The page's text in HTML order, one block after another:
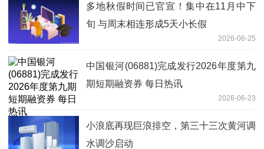
多地秋假时间已官宣！集中在11月中下
旬 与周末相连形成5天小长假
2026-06-25
中国银河(06881)完成发行2026年度第九
期短期融资券 每日热讯
2026-06-23
小浪底再现巨浪排空，第三十三次黄河调
水调沙启动